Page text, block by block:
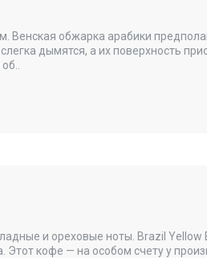
Венская обжарка арабики
дымятся, а их поверхность
и ореховые ноты. Brazil Yellow
кофе — на особом счету у